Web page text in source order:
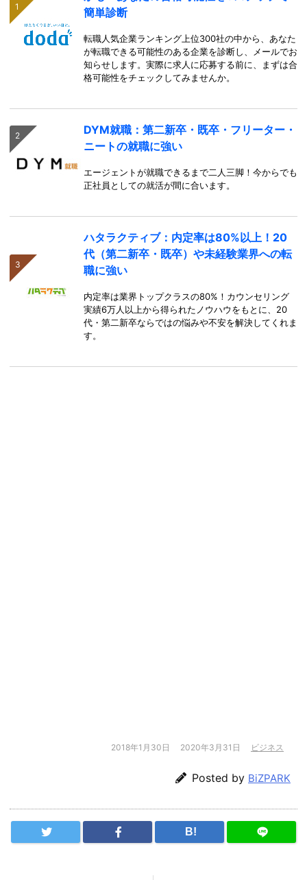
簡単診断
転職人気企業ランキング上位300社の中から、あなた
が転職できる可能性のある企業を診断し、メールでお
知らせします。実際に求人に応募する前に、まずは合
格可能性をチェックしてみませんか。
DYM就職：第二新卒・既卒・フリーター・
ニートの就職に強い
エージェントが就職できるまで二人三脚！今からでも
正社員としての就活が間に合います。
ハタラクティブ：内定率は80%以上！20
代（第二新卒・既卒）や未経験業界への転
職に強い
内定率は業界トップクラスの80%！カウンセリング
実績6万人以上から得られたノウハウをもとに、20
代・第二新卒ならではの悩みや不安を解決してくれま
す。
2018年1月30日 2020年3月31日 ビジネス
Posted by BiZPARK
B!